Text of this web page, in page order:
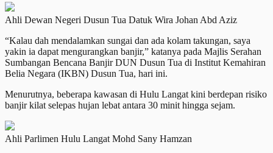
Ahli Dewan Negeri Dusun Tua Datuk Wira Johan Abd Aziz
“Kalau dah mendalamkan sungai dan ada kolam takungan, saya
yakin ia dapat mengurangkan banjir,” katanya pada Majlis Serahan
Sumbangan Bencana Banjir DUN Dusun Tua di Institut Kemahiran
Belia Negara (IKBN) Dusun Tua, hari ini.
Menurutnya, beberapa kawasan di Hulu Langat kini berdepan risiko
banjir kilat selepas hujan lebat antara 30 minit hingga sejam.
Ahli Parlimen Hulu Langat Mohd Sany Hamzan